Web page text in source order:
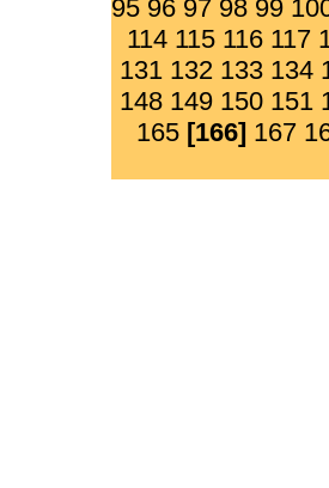
95 96 97 98 99
114 115 116 117
131 132 133 134
148 149 150 151
165 [166] 167